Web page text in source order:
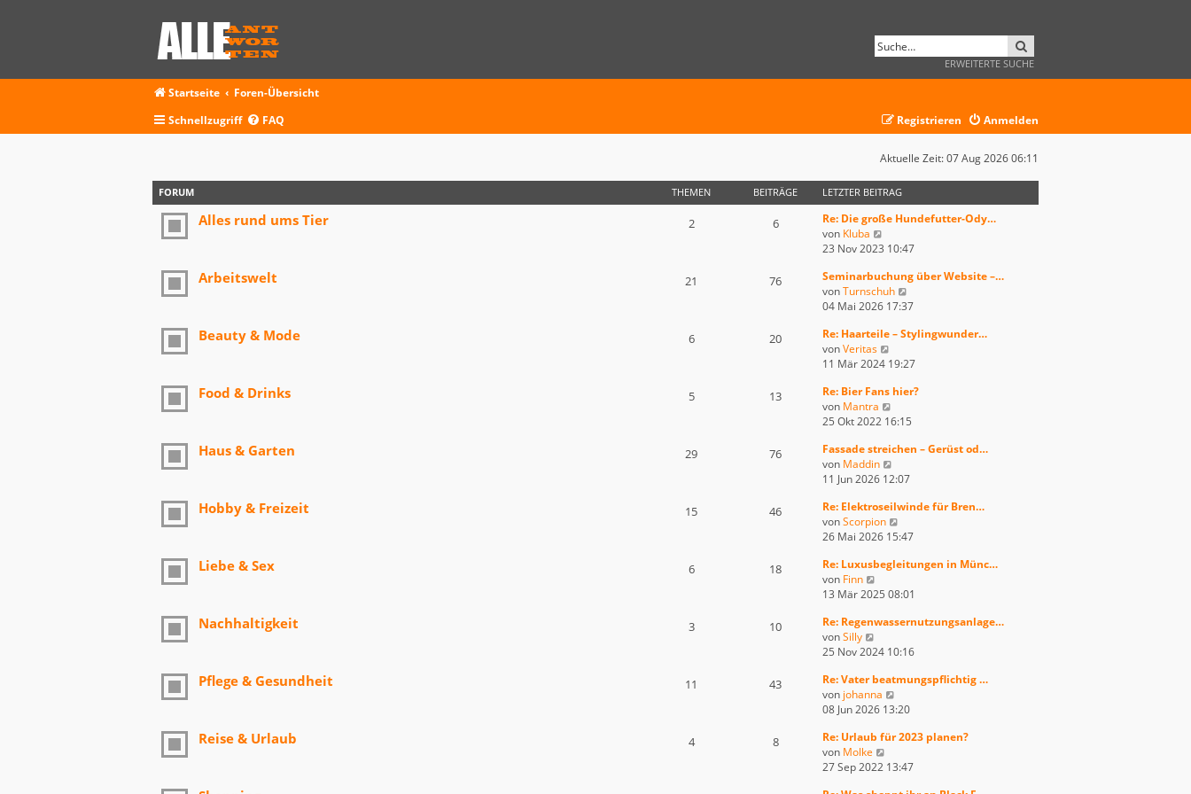
ERWEITERTE SUCHE
Startseite
Foren-Übersicht
Schnellzugriff
FAQ Anmelden
Registrieren
Aktuelle Zeit: 07 Aug 2026 06:11
FORUM THEMEN BEITRÄGE LETZTER BEITRAG
Alles rund ums Tier 2 6
Re: Die große Hundefutter-Ody…
von Kluba
e
e
s
t
r
B
e
t
r
a
g
23 Nov 2023 10:47
Arbeitswelt 21 76
Seminarbuchung über Website –…
vonTurnschuh
e
e
t
r
e
t
g
04 Mai 2026 17:37
Beauty & Mode 6 20
Re: Haarteile – Stylingwunder…
vonVeritas
e
e
s
t
r
B
e
t
r
a
g
11 Mär 2024 19:27
Food & Drinks 5 13
Re: Bier Fans hier?
von Mantra
e
e
t
r
B
e
t
a
25 Okt 2022 16:15
Haus & Garten 29 76
Fassade streichen – Gerüst od…
von Maddin
e
e
s
t
r
e
t
a
g
11 Jun 2026 12:07
Hobby & Freizeit 15 46
Re: Elektroseilwinde für Bren…
vonScorpion
e
e
t
r
e
t
a
g
26 Mai 2026 15:47
Liebe & Sex 6 18
Re: Luxusbegleitungen in Münc…
von Finn
e
e
t
r
B
e
t
r
a
13 Mär 2025 08:01
Nachhaltigkeit 3 10
Re: Regenwassernutzungsanlage…
vonSilly
e
e
s
t
r
B
e
25 Nov 2024 10:16
Pflege & Gesundheit 11 43
Re: Vater beatmungspflichtig …
von johanna
e
e
t
08 Jun 2026 13:20
Reise & Urlaub 4 8
Re: Urlaub für 2023 planen?
von Molke
e
27 Sep 2022 13:47